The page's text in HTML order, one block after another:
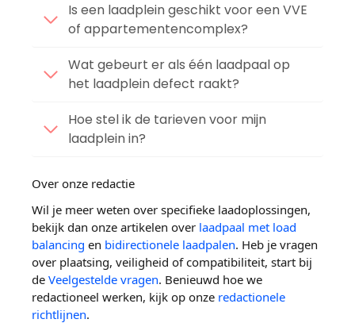
Is een laadplein geschikt voor een VVE
of appartementencomplex?
Wat gebeurt er als één laadpaal op
het laadplein defect raakt?
Hoe stel ik de tarieven voor mijn
laadplein in?
Over onze redactie
Wil je meer weten over specifieke laadoplossingen,
bekijk dan onze artikelen over laadpaal met load
balancing en bidirectionele laadpalen. Heb je vragen
over plaatsing, veiligheid of compatibiliteit, start bij
de Veelgestelde vragen. Benieuwd hoe we
redactioneel werken, kijk op onze redactionele
richtlijnen.